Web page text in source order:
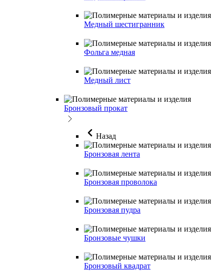
Медный шестигранник
Фольга медная
Медный лист
Бронзовый прокат
Назад
Бронзовая лента
Бронзовая проволока
Бронзовая пудра
Бронзовые чушки
Бронзовый квадрат